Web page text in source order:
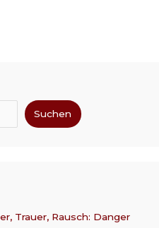
Suchen
Trauer, Rausch: Danger